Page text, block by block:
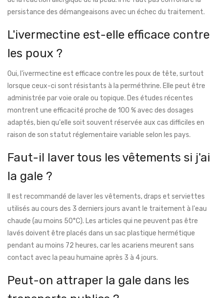
persistance des démangeaisons avec un échec du traitement.
L'ivermectine est-elle efficace contre
les poux ?
Oui, l'ivermectine est efficace contre les poux de tête, surtout
lorsque ceux-ci sont résistants à la perméthrine. Elle peut être
administrée par voie orale ou topique. Des études récentes
montrent une efficacité proche de 100 % avec des dosages
adaptés, bien qu'elle soit souvent réservée aux cas difficiles en
raison de son statut réglementaire variable selon les pays.
Faut-il laver tous les vêtements si j'ai
la gale ?
Il est recommandé de laver les vêtements, draps et serviettes
utilisés au cours des 3 derniers jours avant le traitement à l'eau
chaude (au moins 50°C). Les articles qui ne peuvent pas être
lavés doivent être placés dans un sac plastique hermétique
pendant au moins 72 heures, car les acariens meurent sans
contact avec la peau humaine après 3 à 4 jours.
Peut-on attraper la gale dans les